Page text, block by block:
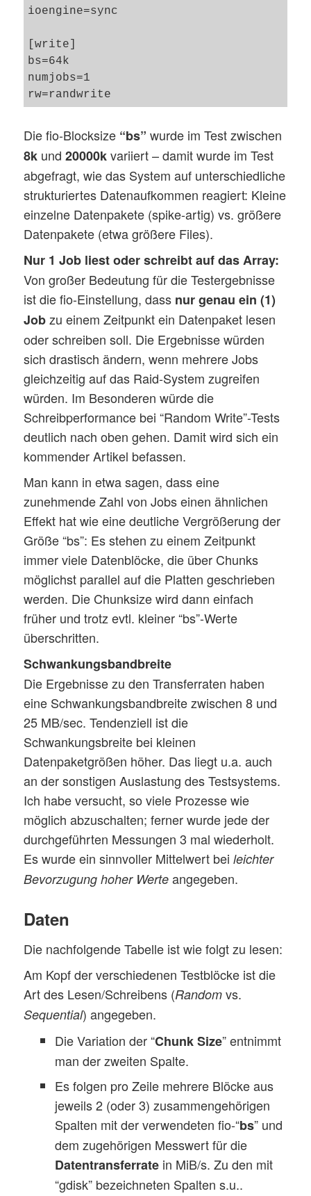
ioengine=sync
[write]
bs=64k
numjobs=1
Die fio-Blocksize “bs” wurde im Test zwischen
8k und20000kvariiert – damit wurde im Test
abgefragt, wie das System auf unterschiedliche
strukturiertes Datenaufkommen reagiert: Kleine
einzelne Datenpakete (spike-artig) vs. größere
Datenpakete (etwa größere Files).
Nur 1 Job liest oder schreibt auf das Array:
Von großer Bedeutung für die Testergebnisse
ist die fio-Einstellung, dass nur genauein (1)
Jobzu einem Zeitpunkt ein Datenpaket lesen
oder schreiben soll. Die Ergebnisse würden
sich drastisch ändern, wenn mehrere Jobs
gleichzeitig auf das Raid-System zugreifen
würden. Im Besonderen würde die
Schreibperformance bei “Random Write”-Tests
deutlich nach oben gehen. Damit wird sich ein
kommender Artikel befassen.
Man kann in etwa sagen, dass eine
zunehmende Zahl von Jobs einen ähnlichen
Effekt hat wie eine deutliche Vergrößerung der
Größe “bs”: Es stehen zu einem Zeitpunkt
immer viele Datenblöcke, die über Chunks
möglichst parallel auf die Platten geschrieben
werden. Die Chunksize wird dann einfach
früher und trotz evtl. kleiner “bs”-Werte
überschritten.
Schwankungsbandbreite
Die Ergebnisse zu den Transferraten haben
eine Schwankungsbandbreite zwischen 8 und
25 MB/sec. Tendenziell ist die
Schwankungsbreite bei kleinen
Datenpaketgrößen höher. Das liegt u.a. auch
an der sonstigen Auslastung des Testsystems.
Ich habe versucht, so viele Prozesse wie
möglich abzuschalten; ferner wurde jede der
durchgeführten Messungen 3 mal wiederholt.
Es wurde ein sinnvoller Mittelwert beileichter
Bevorzugung hoher Werte angegeben.
Daten
Die nachfolgende Tabelle ist wie folgt zu lesen:
Am Kopf der verschiedenen Testblöcke ist die
Art des Lesen/Schreibens (Random vs.
Sequential) angegeben.
Die Variation der “Chunk Size” entnimmt
man der zweiten Spalte.
Es folgen pro Zeile mehrere Blöcke aus
jeweils 2 (oder 3) zusammengehörigen
Spalten mit der verwendeten fio-“bs” und
dem zugehörigen Messwert für die
Datentransferrate in MiB/s. Zu den mit
“gdisk” bezeichneten Spalten s.u..